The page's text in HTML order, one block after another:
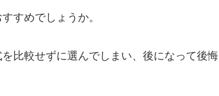
すめでしょうか。
比較せずに選んでしまい、後になって後